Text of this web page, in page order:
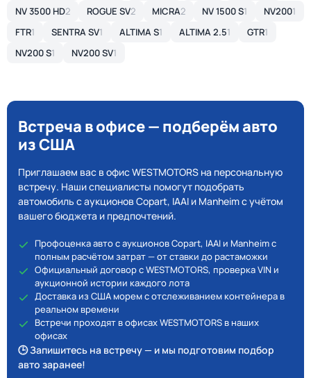
NV 3500 HD2 ROGUE SV2 MICRA2 NV 1500 S1 NV2001
FTR1 SENTRA SV1 ALTIMA S1 ALTIMA 2.51 GTR1
NV200 S1 NV200 SV1
Встреча в офисе — подберём авто
из США
Приглашаем вас в офис WESTMOTORS на персональную
встречу. Наши специалисты помогут подобрать
автомобиль с аукционов Copart, IAAI и Manheim с учётом
вашего бюджета и предпочтений.
Профоценка авто с аукционов Copart, IAAI и Manheim с
полным расчётом затрат — от ставки до растаможки
Официальный договор с WESTMOTORS, проверка VIN и
аукционной истории каждого лота
Доставка из США морем с отслеживанием контейнера в
реальном времени
Встречи проходят в офисах WESTMOTORS в наших
офисах
🕒 Запишитесь на встречу — и мы подготовим подбор
авто заранее!